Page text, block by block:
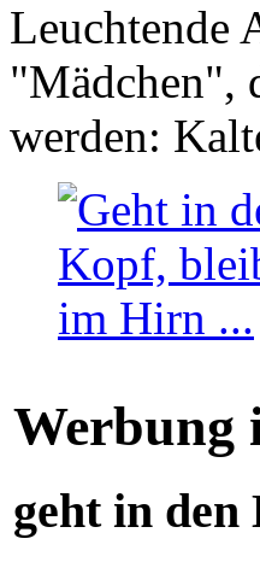
Leuchtende
"Mädchen",
werden:
Werbung
geht in